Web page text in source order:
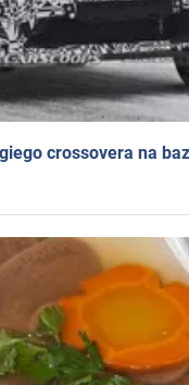
crossovera na